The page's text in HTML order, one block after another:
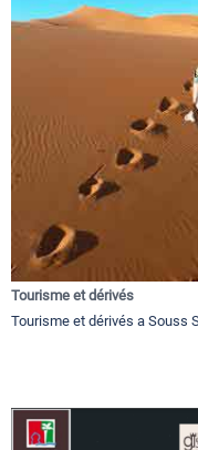
Tourisme et dérivés
Tourisme et dérivés a Souss